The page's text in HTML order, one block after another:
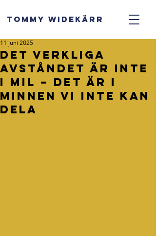
TOMMY WIDEKÄRR
Det verkliga
avståndet är inte
i mil – det är i
minnen vi inte kan
dela
11 juni 2025